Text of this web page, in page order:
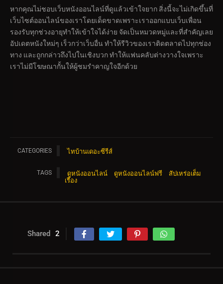
หากคุณไม่ชอบเว็บหนังออนไลน์ที่ดูแล้วเข้าใจยาก สิ่งนี้จะไม่เกิดขึ้นที่
เว็บไซต์ออนไลน์ของเราโดยเด็ดขาดเพราะเราออกแบบเว็บเพื่อน
รองรับทุกช่วงอายุทำให้เข้าใจได้ง่าย จัดเป็นหมวดหมู่และที่สำคัญเลย
อัปเดตหนังใหม่ๆ เร็วกว่าเว็บอื่น ทำให้รีวิวของเราติดตลาดไปทุกช่อง
ทาง และถูกกล่าวถึงไปในเชิงบวก ทำให้แฟนคลับต่างวางใจเพราะ
เราไม่มีโฆษณากั้นให้ผู้ชมรำคาญใจอีกด้วย
CATEGORIES ไทบ้านเดอะซีรีส์
TAGS ดูหนังออนไลน์ ดูหนังออนไลน์ฟรี
สัปเหร่อเต็ม
เรื่อง
Shared 2